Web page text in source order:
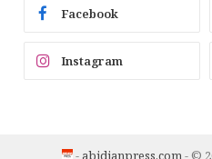
Facebook
Instagram
- abidjanpress.com - ©